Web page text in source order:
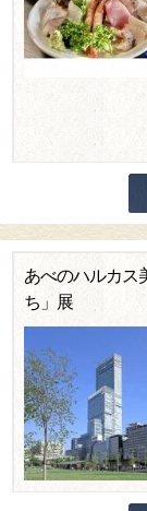
あべのハルカス
ち」展